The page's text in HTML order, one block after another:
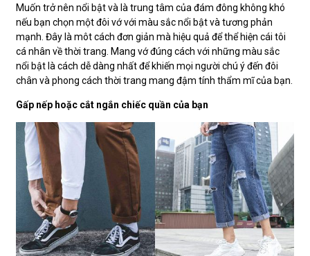
Muốn trở nên nổi bật và là trung tâm của đám đông không khó
nếu bạn chọn một đôi vớ với màu sắc nổi bật và tương phản
mạnh. Đây là môt cách đơn giản mà hiệu quả để thể hiện cái tôi
cá nhân về thời trang. Mang vớ đúng cách với những màu sắc
nổi bật là cách dễ dàng nhất để khiến mọi người chú ý đến đôi
chân và phong cách thời trang mang đậm tính thẩm mĩ của bạn.
Gấp nếp hoặc cắt ngắn chiếc quần của bạn